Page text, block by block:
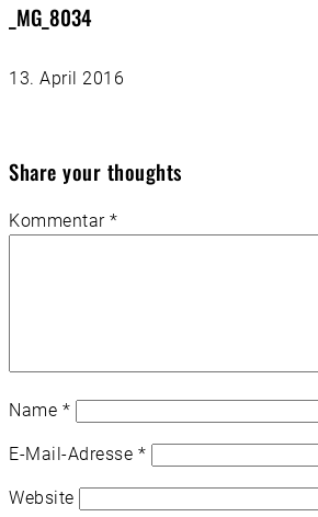
_MG_8034
13. April 2016
Share your thoughts
Kommentar *
Name *
E-Mail-Adresse *
Website